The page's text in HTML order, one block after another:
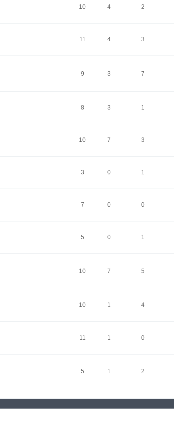
10 4 2
11 4 3
9 3 7
8 3 1
10 7 3
3 0 1
7 0 0
5 0 1
10 7 5
10 1 4
11 1 0
5 1 2